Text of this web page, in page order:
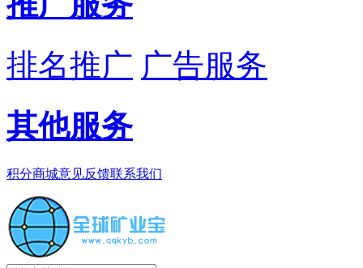
排名推广 广告服务
其他服务
积分商城意见反馈联系我们